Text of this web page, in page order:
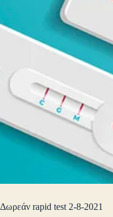
Δωρεάν rapid test 2-8-2021